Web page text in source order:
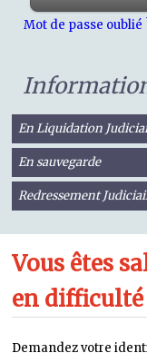
Mot de passe oublié
En Liquidation
En sauvegarde
Redressement
Vous êtes
en difficulté
Demandez votre